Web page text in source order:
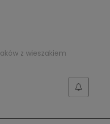
z wieszakiem